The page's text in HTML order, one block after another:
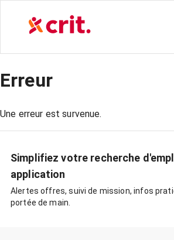
Erreur
Une erreur est survenue.
Simplifiez votre recherche
application
Alertes offres, suivi de mission, infos
portée de main.